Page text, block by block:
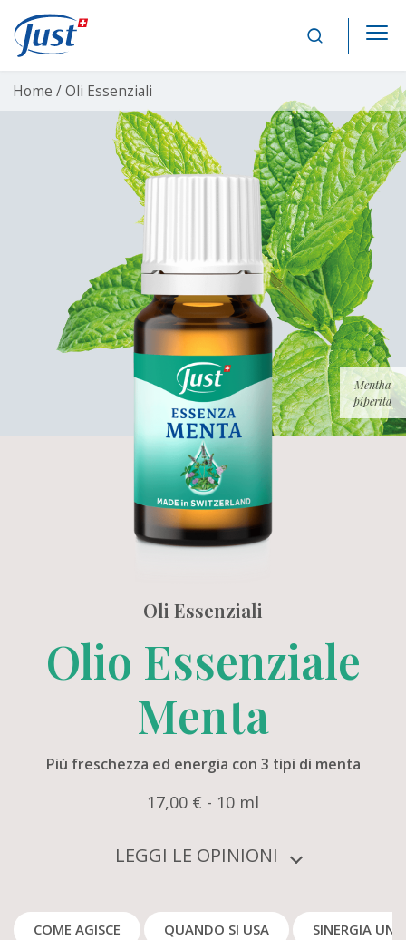
Main Navigation
Home /Oli Essenziali
Mentha
piperita
Oli Essenziali
Olio Essenziale
Menta
Più freschezza ed energia con 3 tipi di menta
17,00 € - 10 ml
LEGGI LE OPINIONI
COME AGISCE QUANDO SI USA SINERGIA